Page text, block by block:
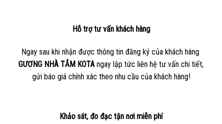
Hỗ trợ tư vấn khách hàng
Ngay sau khi nhận được thông tin đăng ký của khách hàng.
GƯƠNG NHÀ TẮM KOTA ngay lập tức liên hệ tư vấn chi tiết,
gửi báo giá chính xác theo nhu cầu của khách hàng!
Khảo sát, đo đạc tận nơi miễn phí